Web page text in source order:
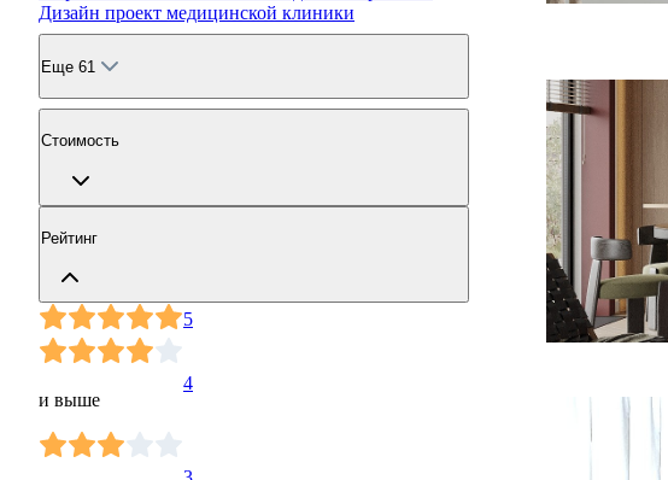
Дизайн проект медицинской клиники
Еще 61
Стоимость
Рейтинг
5
и выше
4